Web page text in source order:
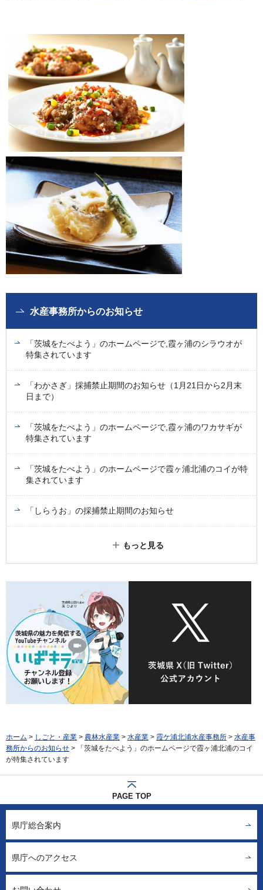
水産事務所からのお知らせ
「茨城をたべよう」のホームページで,霞ヶ浦のシラウオが
特集されています
「わかさぎ」採捕禁止期間のお知らせ（1月21日から2月末
日まで）
「茨城をたべよう」のホームページで,霞ヶ浦のワカサギが
特集されています
「茨城をたべよう」のホームページで霞ヶ浦北浦のコイが特
集されています
「しらうお」の採捕禁止期間のお知らせ
もっと見る
ホーム > しごと・産業 > 農林水産業 > 水産業 > 霞ケ浦北浦水産事務所 > 水産事
務所からのお知らせ > 「茨城をたべよう」のホームページで霞ヶ浦北浦のコイ
が特集されています
PAGE TOP
県庁総合案内
県庁へのアクセス